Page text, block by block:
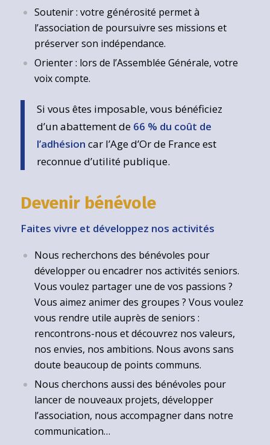
Soutenir : votre générosité permet à
l’association de poursuivre ses missions et
préserver son indépendance.
Orienter : lors de l’Assemblée Générale, votre
voix compte.
Si vous êtes imposable, vous bénéficiez
d’un abattement de 66 % du coût de
l’adhésion car l’Age d’Or de France est
reconnue d’utilité publique.
Devenir bénévole
Faites vivre et développez nos activités
Nous recherchons des bénévoles pour
développer ou encadrer nos activités seniors.
Vous voulez partager une de vos passions ?
Vous aimez animer des groupes ? Vous voulez
vous rendre utile auprès de seniors :
rencontrons-nous et découvrez nos valeurs,
nos envies, nos ambitions. Nous avons sans
doute beaucoup de points communs.
Nous cherchons aussi des bénévoles pour
lancer de nouveaux projets, développer
l’association, nous accompagner dans notre
communication…